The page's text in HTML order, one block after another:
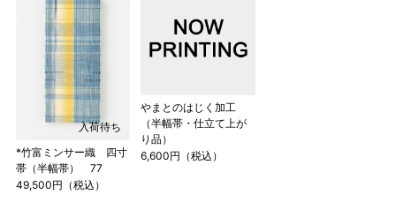
入荷待ち
*竹富ミンサー織 四寸
帯（半幅帯） 77
49,500円（税込）
やまとのはじく加工
（半幅帯・仕立て上が
り品）
6,600円（税込）